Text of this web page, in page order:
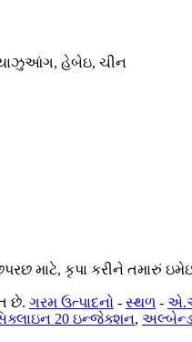
હેબેઇ, ચીન
માટે, કૃપા કરીને તમારું
છે. ગરમ ઉત્પાદનો - સ્થળ -
20 ઇન્જેક્શન,